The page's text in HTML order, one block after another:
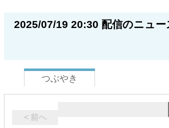
2025/07/19 20:30 配信のニュー
つぶやき
< 前へ